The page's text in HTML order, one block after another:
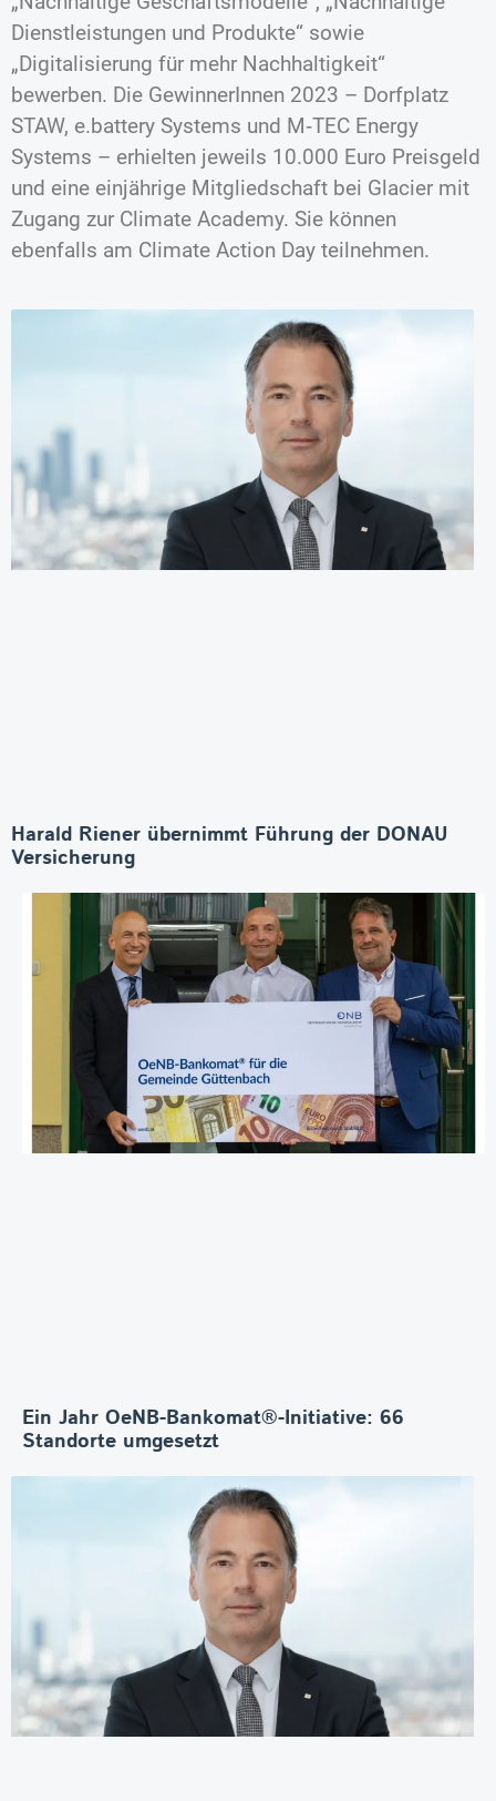
Dienstleistungen und Produkte“ sowie
„Digitalisierung für mehr Nachhaltigkeit“
bewerben. Die GewinnerInnen 2023 – Dorfplatz
STAW, e.battery Systems und M‑TEC Energy
Systems – erhielten jeweils 10.000 Euro Preisgeld
und eine einjährige Mitgliedschaft bei Glacier mit
Zugang zur Climate Academy. Sie können
ebenfalls am Climate Action Day teilnehmen.
Harald Riener übernimmt Führung der DONAU
Versicherung
Ein Jahr OeNB-Bankomat®-Initiative: 66
Standorte umgesetzt